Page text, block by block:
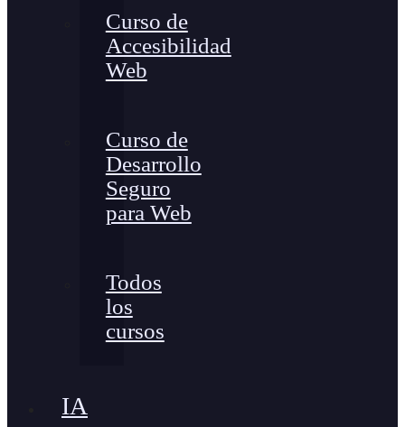
Curso de
Accesibilidad
Web
Curso de
Desarrollo
Seguro
para Web
Todos
los
cursos
IA